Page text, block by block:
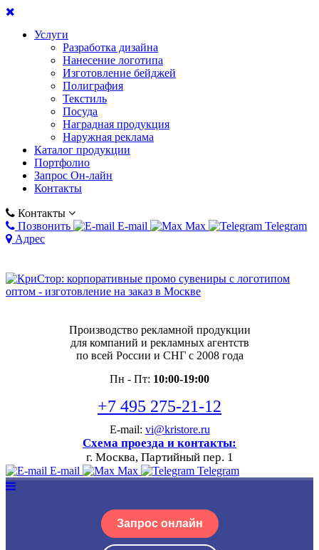
Услуги
Разработка дизайна
Нанесение логотипа
Изготовление бейджей
Полиграфия
Текстиль
Посуда
Наградная продукция
Наружная реклама
Каталог продукции
Портфолио
Запрос Он-лайн
Контакты
Контакты
Позвонить
E-mail Max
Telegram
Адрес
Производство рекламной продукции
для компаний и рекламных агентств
по всей России и СНГ с 2008 года
Пн - Пт: 10:00-19:00
+7 495 275-21-12
E-mail: vi@kristore.ru
Схема проезда и контакты:
г. Москва, Партийный пер. 1
E-mail Max Telegram
Запрос онлайн